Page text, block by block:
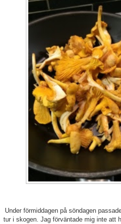
Under förmiddagen på söndagen
tur i skogen. Jag förväntade mig inte att